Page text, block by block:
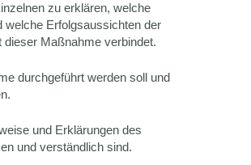
zu erklären, welche
welche Erfolgsaussichten der
dieser Maßnahme verbindet.
durchgeführt werden soll und
und Erklärungen des
und verständlich sind.